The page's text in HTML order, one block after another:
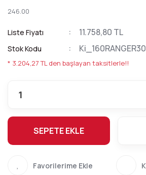
246.00
Liste Fiyatı 11.758,80 TL
Stok Kodu
* 3.204,27 TL den başlayan taksitlerle!!
SEPETE EKLE